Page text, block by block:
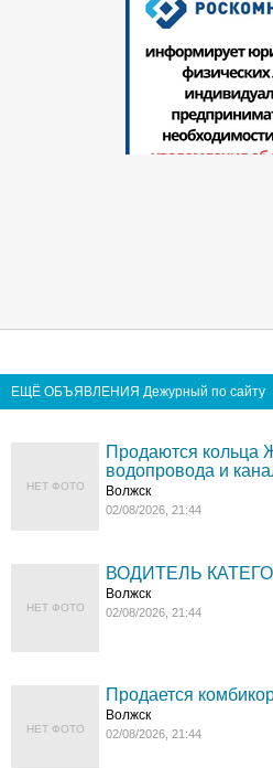
ЕЩЁ ОБЪЯВЛЕНИЯ Дежурный по сайту
НЕТ ФОТО
Продаются кольца
водопровода и
Волжск
02/08/2026, 21:44
НЕТ ФОТО
ВОДИТЕЛЬ
Волжск
02/08/2026, 21:44
НЕТ ФОТО
Продается
Волжск
02/08/2026, 21:44